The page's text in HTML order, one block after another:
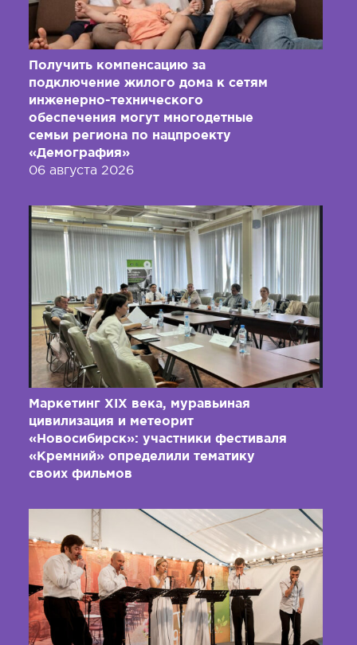
Получить компенсацию за
подключение жилого дома к сетям
инженерно-технического
обеспечения могут многодетные
семьи региона по нацпроекту
«Демография»
06 августа 2026
Маркетинг XIX века, муравьиная
цивилизация и метеорит
«Новосибирск»: участники фестиваля
«Кремний» определили тематику
своих фильмов